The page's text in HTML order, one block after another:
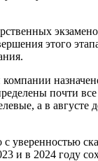
этого
почти
а в августе
уверенностью
и в 2024 году